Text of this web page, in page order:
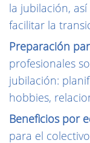
la jubilación,
facilitar la
Preparación
profesionales
jubilación:
hobbies,
Beneficios por
para el